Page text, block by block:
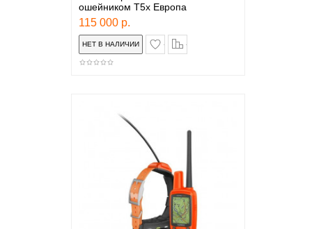
ошейником T5x Европа
115 000 р.
в закладки